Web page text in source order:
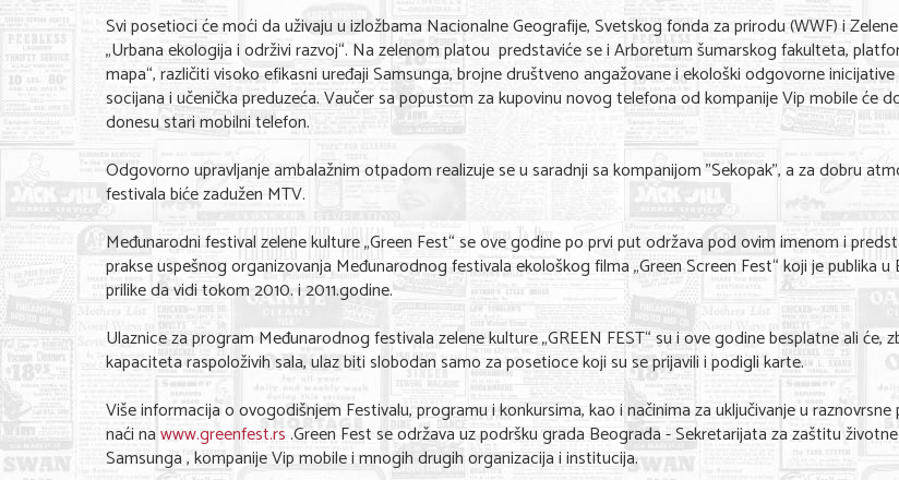
Svi posetioci će moći da uživaju u izložbama Nacionalne Geografije, Svetskog fonda za prirodu (WWF) i
„Urbana ekologija i održivi razvoj“. Na zelenom platou predstaviće se i Arboretum šumarskog fakulteta,
mapa“, različiti visoko efikasni uređaji Samsunga, brojne društveno angažovane i ekološki odgovorne inicijative
socijana i učenička preduzeća. Vaučer sa popustom za kupovinu novog telefona od kompanije Vip mobile će
donesu stari mobilni telefon.
Odgovorno upravljanje ambalažnim otpadom realizuje se u saradnji sa kompanijom "Sekopak", a za dobru
festivala biće zadužen MTV.
Međunarodni festival zelene kulture „Green Fest“ se ove godine po prvi put održava pod ovim imenom i
prakse uspešnog organizovanja Međunarodnog festivala ekološkog filma „Green Screen Fest“ koji je publika
prilike da vidi tokom 2010. i 2011.godine.
Ulaznice za program Međunarodnog festivala zelene kulture „GREEN FEST“ su i ove godine besplatne ali će,
kapaciteta raspoloživih sala, ulaz biti slobodan samo za posetioce koji su se prijavili i podigli karte.
Više informacija o ovogodišnjem Festivalu, programu i konkursima, kao i načinima za uključivanje u
naći nawww.greenfest.rs.Green Fest se održava uz podršku grada Beograda - Sekretarijata za zaštitu
Samsunga , kompanije Vip mobile i mnogih drugih organizacija i institucija.